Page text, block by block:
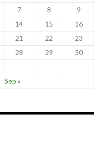
7 8
9
14 15
16
21 22
23
28 29
30
Sep »